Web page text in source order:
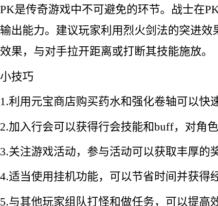
PK是传奇游戏中不可避免的环节。战士在
输出能力。建议玩家利用烈火剑法的突进效
效果，与对手拉开距离或打断其技能施放。
小技巧
1.利用元宝商店购买药水和强化卷轴可以快
2.加入行会可以获得行会技能和buff，对角
3.关注游戏活动，参与活动可以获取丰厚的
4.适当使用挂机功能，可以节省时间并获得
5.与其他玩家组队打怪和做任务，可以提高